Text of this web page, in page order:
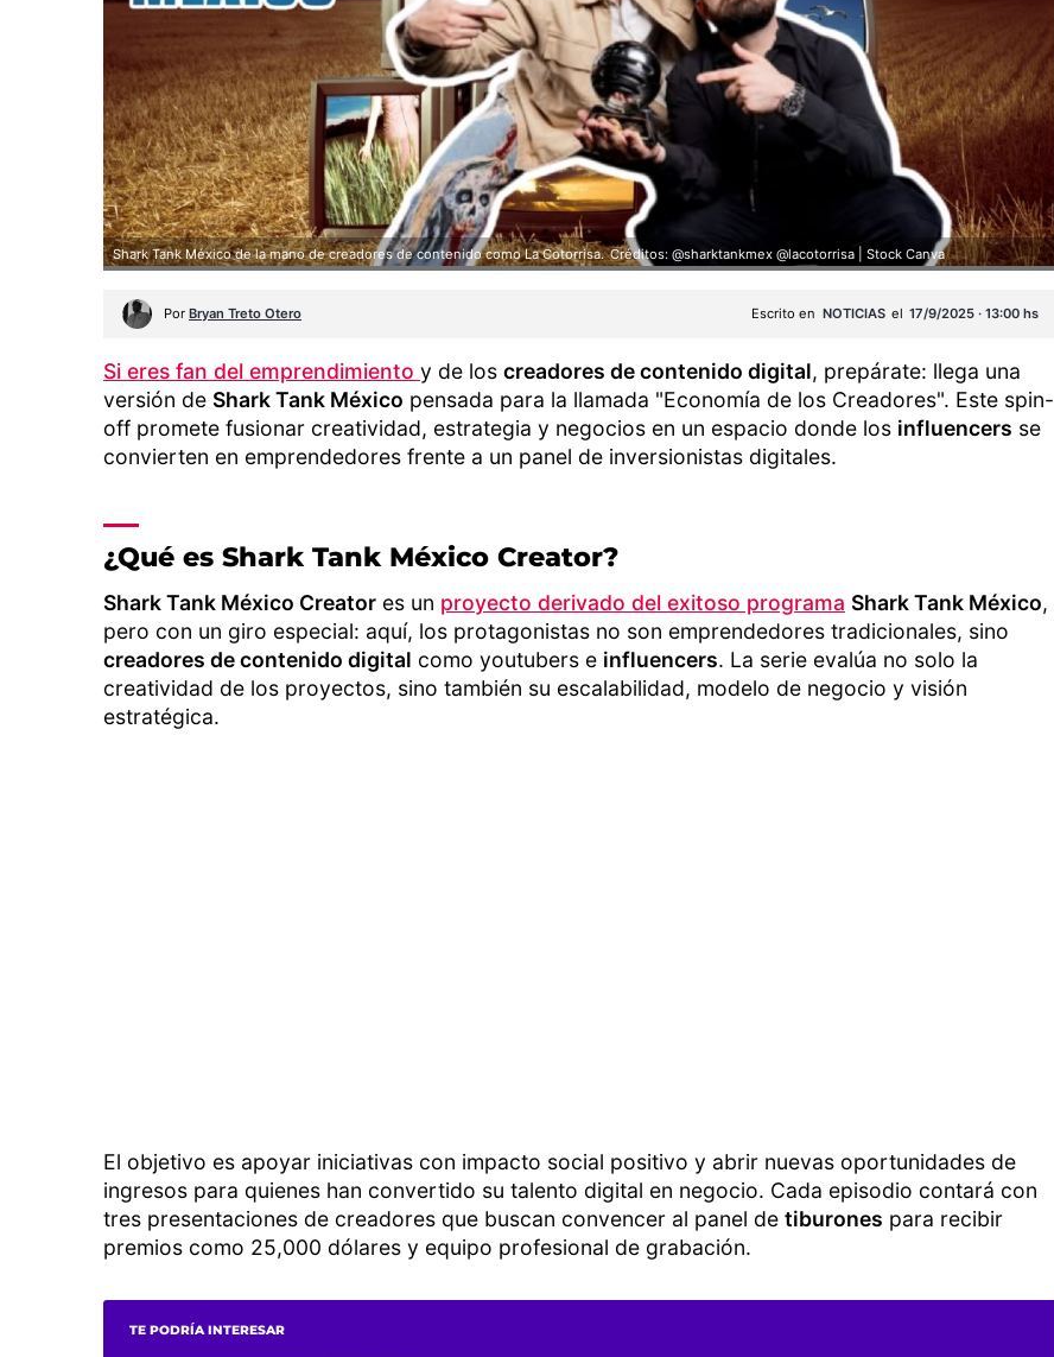
Shark Tank México de la mano de creadores de contenido como La Cotorrisa. Créditos: @sharktankmex @lacotorrisa | Stock Canva
Por Bryan Treto Otero Escrito en NOTICIAS el 17/9/2025 · 13:00 hs
Si eres fan del emprendimiento y de los creadores de contenido digital, prepárate: llega una
versión de Shark Tank México pensada para la llamada "Economía de los Creadores". Este spin-
off promete fusionar creatividad, estrategia y negocios en un espacio donde los influencers se
convierten en emprendedores frente a un panel de inversionistas digitales.
¿Qué es Shark Tank México Creator?
Shark Tank México Creator es un proyecto derivado del exitoso programa Shark Tank México,
pero con un giro especial: aquí, los protagonistas no son emprendedores tradicionales, sino
creadores de contenido digital como youtubers e influencers. La serie evalúa no solo la
creatividad de los proyectos, sino también su escalabilidad, modelo de negocio y visión
estratégica.
El objetivo es apoyar iniciativas con impacto social positivo y abrir nuevas oportunidades de
ingresos para quienes han convertido su talento digital en negocio. Cada episodio contará con
tres presentaciones de creadores que buscan convencer al panel de tiburones para recibir
premios como 25,000 dólares y equipo profesional de grabación.
TE PODRÍA INTERESAR